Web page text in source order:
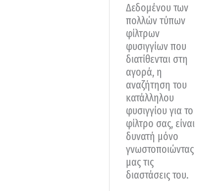
Δεδομένου των
πολλών τύπων
φίλτρων
φυσιγγίων που
διατίθενται στη
αγορά, η
αναζήτηση του
κατάλληλου
φυσιγγίου για το
φίλτρο σας, είναι
δυνατή μόνο
γνωστοποιώντας
μας τις
διαστάσεις του.